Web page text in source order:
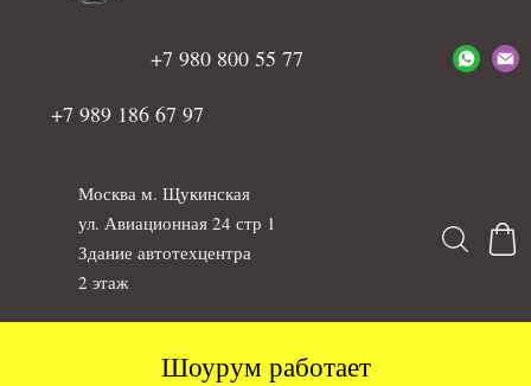
+7 980 800 55 77
+7 989 186 67 97
Москва м. Щукинская
ул. Авиационная 24 стр 1
Здание автотехцентра
2 этаж
Шоурум работает